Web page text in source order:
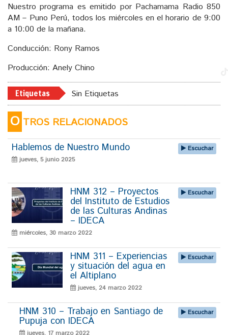
Nuestro programa es emitido por Pachamama Radio 850
AM – Puno Perú, todos los miércoles en el horario de 9:00
a 10:00 de la mañana.
Conducción: Rony Ramos
Producción: Anely Chino
Etiquetas Sin Etiquetas
O TROS RELACIONADOS
Hablemos de Nuestro Mundo
jueves, 5 junio 2025
Escuchar
HNM 312 – Proyectos
del Instituto de Estudios
de las Culturas Andinas
– IDECA
miércoles, 30 marzo 2022
Escuchar
HNM 311 – Experiencias
y situación del agua en
el Altiplano
jueves, 24 marzo 2022
Escuchar
HNM 310 – Trabajo en Santiago de
Pupuja con IDECA
jueves, 17 marzo 2022
Escuchar